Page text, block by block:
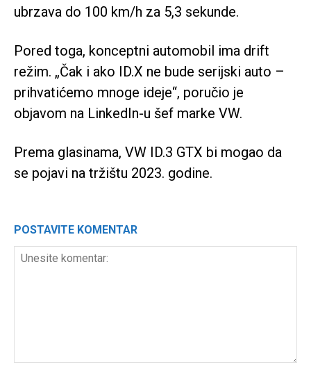
ubrzava do 100 km/h za 5,3 sekunde.
Pored toga, konceptni automobil ima drift
režim. „Čak i ako ID.X ne bude serijski auto –
prihvatićemo mnoge ideje“, poručio je
objavom na LinkedIn-u šef marke VW.
Prema glasinama, VW ID.3 GTX bi mogao da
se pojavi na tržištu 2023. godine.
POSTAVITE KOMENTAR